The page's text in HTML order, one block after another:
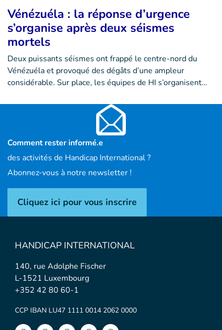
Vénézuéla : la réponse d’urgence
s’organise après deux séismes
mortels
Deux puissants séismes ont frappé le centre-nord du
Vénézuéla et provoqué des dégâts d’une ampleur
considérable. Sur place, les équipes de HI s’organisent…
Comment rester informé.e
des activités de Handicap International ?
Abonnez-vous à notre newsletter !
Cliquez ici pour vous inscrire
HANDICAP INTERNATIONAL
140, rue Adolphe Fischer
L-1521 Luxembourg
+352 42 80 60-1
CCP IBAN LU47 1111 0014 2062 0000